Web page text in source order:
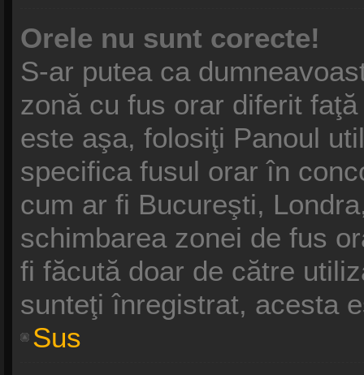
Orele nu sunt corecte!
S-ar putea ca
zonă cu fus orar diferit
este aşa, folosiţi Panoul
specifica fusul orar în
cum ar fi Bucureşti,
schimbarea zonei de fus
fi făcută doar de către
sunteţi înregistrat, acesta
Sus